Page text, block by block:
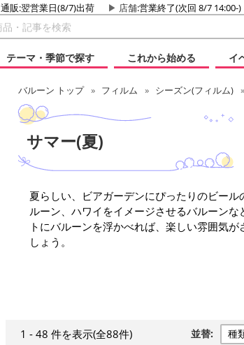
通販:翌営業日(8/7)出荷 店舗:営業終了(次回 8/7 14:00-)
テーマ・季節で探す
これから始める イ
バルーン トップ フィルム シーズン(フィルム)
サマー(夏)
夏らしい、ビアガーデンにぴったりのビー
ルーン、ハワイをイメージさせるバルーンな
トにバルーンを浮かべれば、楽しい雰囲気
しょう。
1 - 48 件を表示(全88件) 並替: